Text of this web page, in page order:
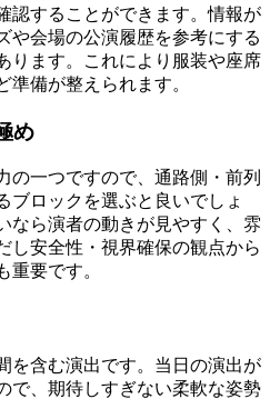
認することができます。情報が
や会場の公演履歴を参考にする
ります。これにより服装や座席
備が整えられます。
め
の一つですので、通路側・前列
ブロックを選ぶと良いでしょ
なら演者の動きが見やすく、雰
し安全性・視界確保の観点から
重要です。
を含む演出です。当日の演出が
で、期待しすぎない柔軟な姿勢